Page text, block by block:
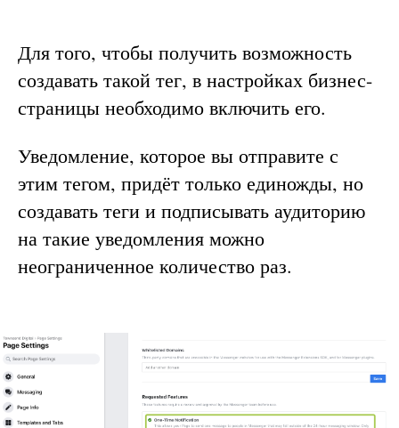
Для того, чтобы получить возможность
создавать такой тег, в настройках бизнес-
страницы необходимо включить его.
Уведомление, которое вы отправите с
этим тегом, придёт только единожды, но
создавать теги и подписывать аудиторию
на такие уведомления можно
неограниченное количество раз.